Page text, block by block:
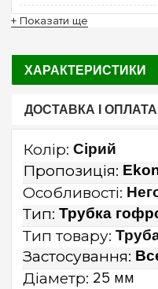
+ Показати ще
ХАРАКТЕРИСТИКИ
ДОСТАВКА І ОПЛАТА
Колір: Сірий
Пропозиція:
Особливості:
Тип: Трубка
Тип товару:
Застосування:
Діаметр: 25 мм